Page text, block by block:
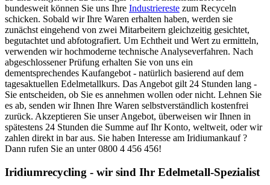
bundesweit können Sie uns Ihre Industriereste zum Recyceln
schicken. Sobald wir Ihre Waren erhalten haben, werden sie
zunächst eingehend von zwei Mitarbeitern gleichzeitig gesichtet,
begutachtet und abfotografiert. Um Echtheit und Wert zu ermitteln,
verwenden wir hochmoderne technische Analyseverfahren. Nach
abgeschlossener Prüfung erhalten Sie von uns ein
dementsprechendes Kaufangebot - natürlich basierend auf dem
tagesaktuellen Edelmetallkurs. Das Angebot gilt 24 Stunden lang -
Sie entscheiden, ob Sie es annehmen wollen oder nicht. Lehnen Sie
es ab, senden wir Ihnen Ihre Waren selbstverständlich kostenfrei
zurück. Akzeptieren Sie unser Angebot, überweisen wir Ihnen in
spätestens 24 Stunden die Summe auf Ihr Konto, weltweit, oder wir
zahlen direkt in bar aus. Sie haben Interesse am Iridiumankauf ?
Dann rufen Sie an unter 0800 4 456 456!
Iridiumrecycling - wir sind Ihr Edelmetall-Spezialist